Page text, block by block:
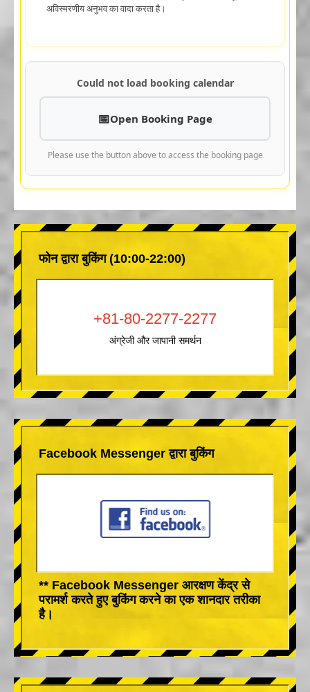
अविस्मरणीय अनुभव का वादा करता है।
Could not load booking calendar
Open Booking Page
Please use the button above to access the booking page
फोन द्वारा बुकिंग (10:00-22:00)
+81-80-2277-2277
अंग्रेजी और जापानी समर्थन
Facebook Messenger द्वारा बुकिंग
** Facebook Messenger आरक्षण केंद्र से
परामर्श करते हुए बुकिंग करने का एक शानदार तरीका
है।